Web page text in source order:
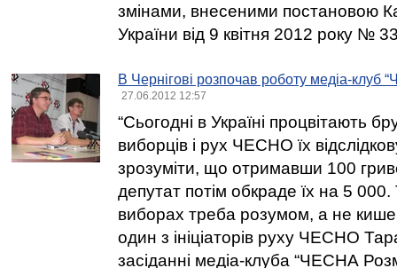
змінами, внесеними постановою
України від 9 квітня 2012 року №
В Чернігові розпочав роботу медіа-клуб
27.06.2012 12:57
“Сьогодні в Україні процвітають
виборців і рух ЧЕСНО їх
зрозуміти, що отримавши 100
депутат потім обкраде їх на 5
виборах треба розумом, а не
один з ініціаторів руху ЧЕСНО
засіданні медіа-клуба “ЧЕСНА